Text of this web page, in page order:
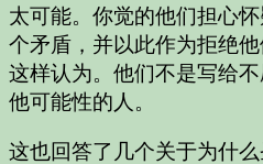
太可能。你觉的他们担心
个矛盾，并以此作为拒绝
这样认为。他们不是写给
他可能性的人。
这也回答了几个关于为什